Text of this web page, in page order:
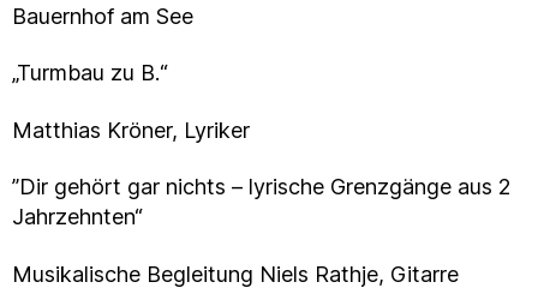
Bauernhof am See
„Turmbau zu B.“
Matthias Kröner, Lyriker
”Dir gehört gar nichts – lyrische Grenzgänge aus 2
Jahrzehnten“
Musikalische Begleitung Niels Rathje, Gitarre